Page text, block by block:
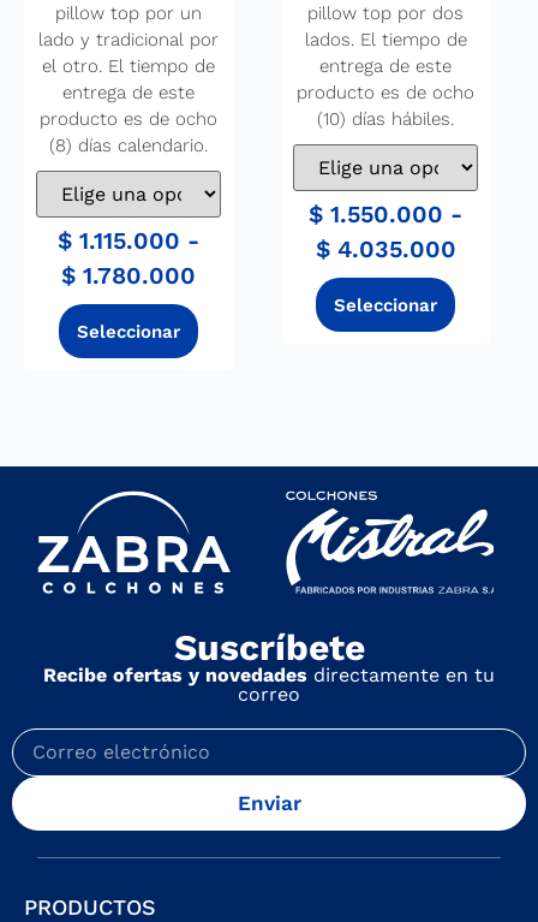
pillow top por un
lado y tradicional por
el otro. El tiempo de
entrega de este
producto es de ocho
(8) días calendario.
$ 1.115.000 -
$ 1.780.000
pillow top por dos
lados. El tiempo de
entrega de este
producto es de ocho
(10) días hábiles.
$ 1.550.000 -
$4.035.000
Suscríbete
Recibe ofertas y novedades directamente en tu
correo
Enviar
PRODUCTOS